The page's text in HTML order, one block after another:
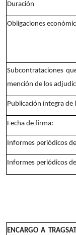
Duración
Obligaciones
Subcontrataciones
mención de los
Publicación íntegra de
Fecha de firma:
Informes periódicos
Informes periódicos
ENCARGO A